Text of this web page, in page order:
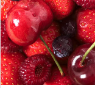
от
смывании
темнеть,
Чтобы ягоды
рекомендуют: